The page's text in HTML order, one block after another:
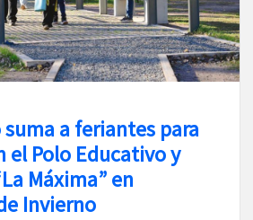
a feriantes para
el Polo Educativo y
Máxima” en
Invierno